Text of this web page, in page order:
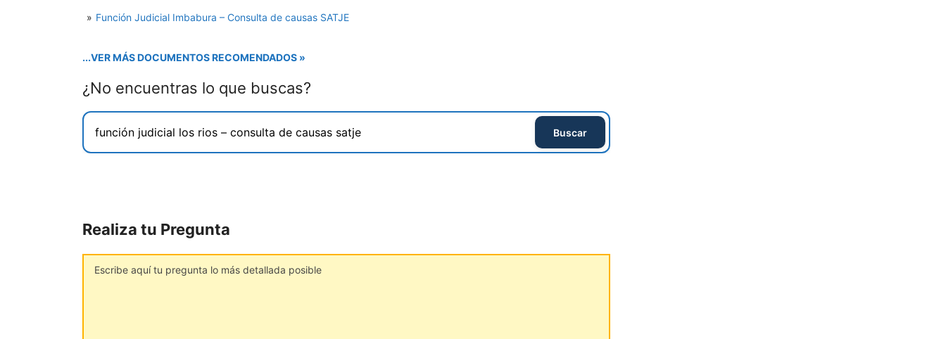
Función Judicial Imbabura – Consulta de causas SATJE
...VER MÁS DOCUMENTOS RECOMENDADOS »
¿No encuentras lo que buscas?
Buscar
Realiza tu Pregunta